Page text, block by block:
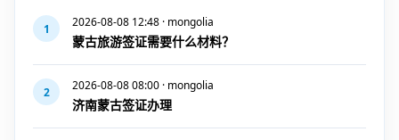
1 2026-08-08 12:48 · mongolia
蒙古旅游签证需要什么材料？
2 2026-08-08 08:00 · mongolia
济南蒙古签证办理